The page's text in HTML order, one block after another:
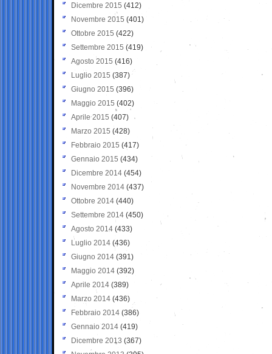
Dicembre 2015 (412)
Novembre 2015 (401)
Ottobre 2015 (422)
Settembre 2015 (419)
Agosto 2015 (416)
Luglio 2015 (387)
Giugno 2015 (396)
Maggio 2015 (402)
Aprile 2015 (407)
Marzo 2015 (428)
Febbraio 2015 (417)
Gennaio 2015 (434)
Dicembre 2014 (454)
Novembre 2014 (437)
Ottobre 2014 (440)
Settembre 2014 (450)
Agosto 2014 (433)
Luglio 2014 (436)
Giugno 2014 (391)
Maggio 2014 (392)
Aprile 2014 (389)
Marzo 2014 (436)
Febbraio 2014 (386)
Gennaio 2014 (419)
Dicembre 2013 (367)